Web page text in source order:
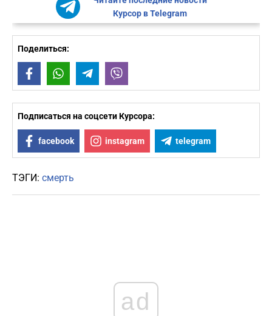
Курсор в Telegram
Поделиться:
FacebookWhatsAppTelegram
Подписаться на соцсети Курсора:
facebook instagram telegram
ТЭГИ: смерть
ad